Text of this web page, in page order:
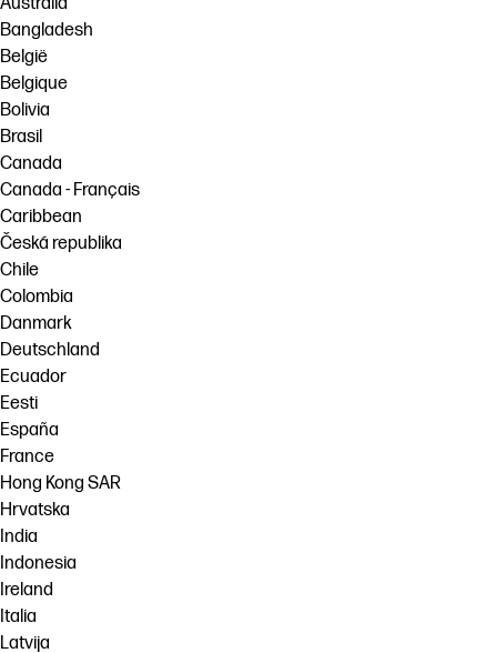
Bangladesh
België
Belgique
Bolivia
Brasil
Canada
Canada - Français
Caribbean
Česká republika
Chile
Colombia
Danmark
Deutschland
Ecuador
Eesti
España
France
Hong Kong SAR
Hrvatska
India
Indonesia
Ireland
Italia
Latvija